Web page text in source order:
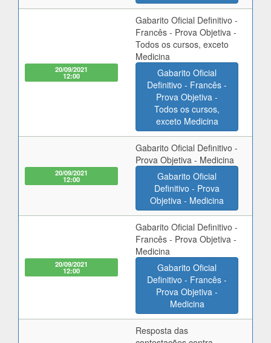
20/09/2021
12:00
Gabarito Oficial Definitivo -
Francês - Prova Objetiva -
Todos os cursos, exceto
Medicina
Gabarito Oficial
Definitivo - Francês -
Prova Objetiva -
Todos os cursos,
exceto Medicina
20/09/2021
12:00
Gabarito Oficial Definitivo -
Prova Objetiva - Medicina
Gabarito Oficial
Definitivo - Prova
Objetiva - Medicina
20/09/2021
12:00
Gabarito Oficial Definitivo -
Francês - Prova Objetiva -
Medicina
Gabarito Oficial
Definitivo - Francês -
Prova Objetiva -
Medicina
Resposta das